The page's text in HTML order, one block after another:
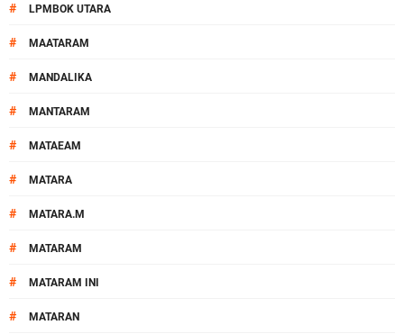
# LPMBOK UTARA
# MAATARAM
# MANDALIKA
# MANTARAM
# MATAEAM
# MATARA
# MATARA.M
# MATARAM
# MATARAM INI
# MATARAN